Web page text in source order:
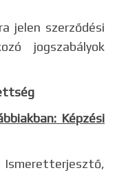
jelen szerződési
jogszabályok
Képzési